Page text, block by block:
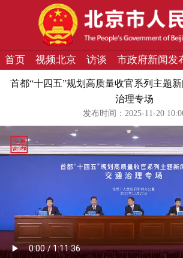
首页 视频北京 访谈 市政府新闻发
首都“十四五”规划高质量收官系列主题
治理专场
发布时间：2025-11-20